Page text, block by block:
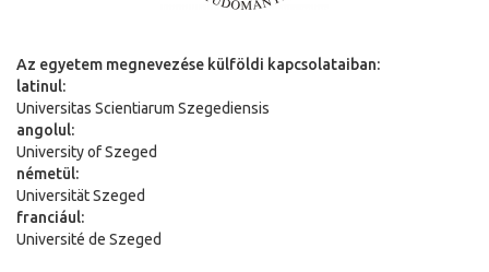
Az egyetem megnevezése külföldi kapcsolataiban:
latinul:
Universitas Scientiarum Szegediensis
angolul:
University of Szeged
németül:
Universität Szeged
franciául:
Université de Szeged